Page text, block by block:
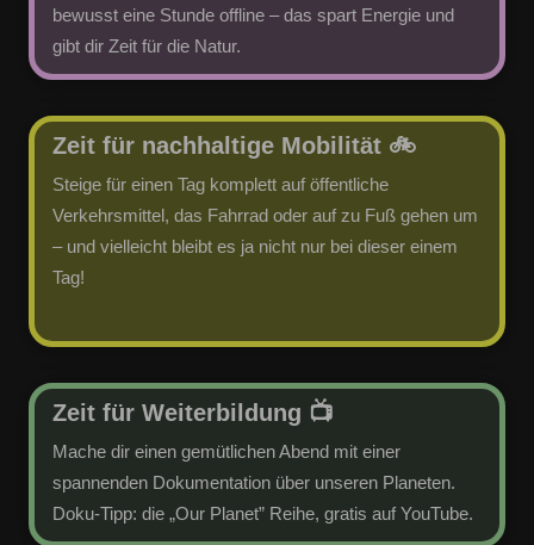
bewusst eine Stunde offline – das spart Energie und
gibt dir Zeit für die Natur.
Zeit für nachhaltige Mobilität 🚲
Steige für einen Tag komplett auf öffentliche
Verkehrsmittel, das Fahrrad oder auf zu Fuß gehen um
– und vielleicht bleibt es ja nicht nur bei dieser einem
Tag!
​Zeit für Weiterbildung 📺
Mache dir einen gemütlichen Abend mit einer
spannenden Dokumentation über unseren Planeten.
Doku-Tipp: die „Our Planet” Reihe, gratis auf YouTube.